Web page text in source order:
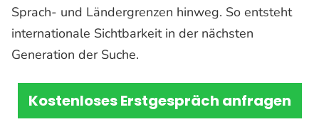
Sprach- und Ländergrenzen hinweg. So entsteht
internationale Sichtbarkeit in der nächsten
Generation der Suche.
Kostenloses Erstgespräch anfragen